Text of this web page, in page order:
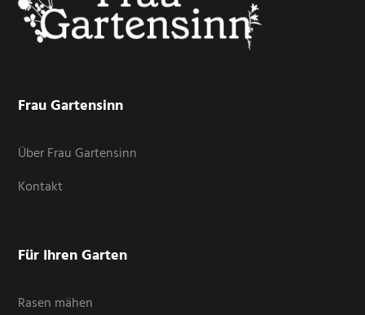
Frau Gartensinn
Über Frau Gartensinn
Kontakt
Für Ihren Garten
Rasen mähen